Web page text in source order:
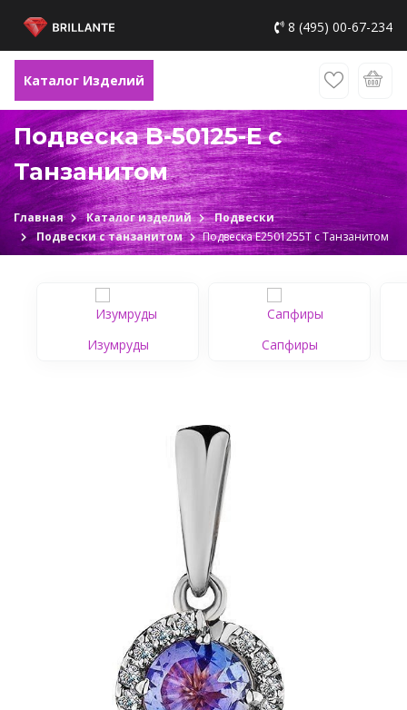
8 (495) 00-67-234
Каталог Изделий
Подвеска B-50125-E c
Танзанитом
Главная Каталог изделий
Подвески
Подвески с танзанитом
Подвеска Е2501255Т c Танзанитом
Изумруды Сапфиры